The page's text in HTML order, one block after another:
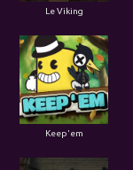
Le Viking
Keep'em